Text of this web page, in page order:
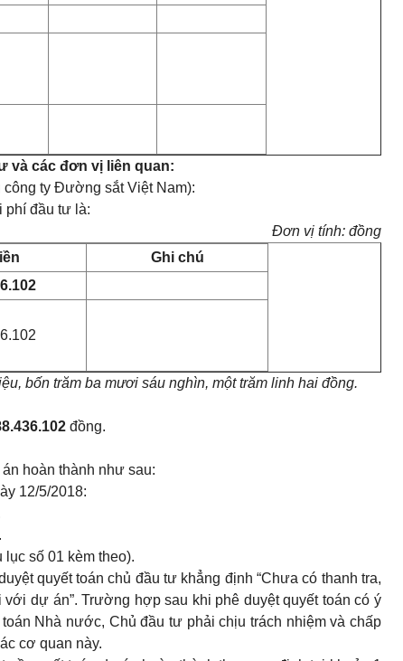
và các đơn vị liên quan:
công ty Đường sắt Việt Nam):
phí đầu tư là:
Đơn vị tính: đồng
Ghi chú
bốn trăm ba mươi sáu nghìn, một trăm linh hai đồng.
đồng.
hoàn thành như sau:
12/5/2018:
số 01 kèm theo).
quyết toán chủ đầu tư khẳng định“Chưa có thanh tra,
với dự án”. Trường hợp sau khi phê duyệt quyết toán có ý
Nhà nước, Chủ đầu tư phải chịu trách nhiệm và chấp
cơ quan này.